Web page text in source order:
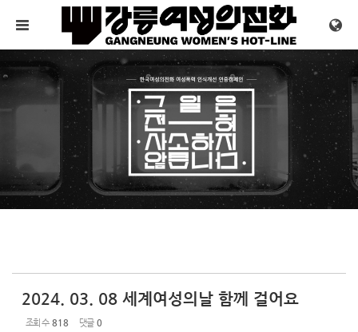
메뉴 건너뛰기
2024. 03. 08 세계여성의날 함께 걸어요
조회 수 818 댓글 0